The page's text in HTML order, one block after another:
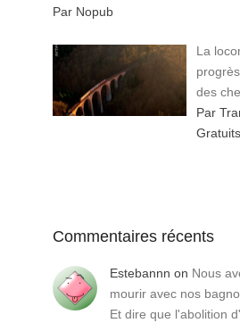
Par Nopub
La
des
Par
Gratuits
Commentaires récents
Estebannn on Nous
mourir avec nos
Et dire que l'abolition